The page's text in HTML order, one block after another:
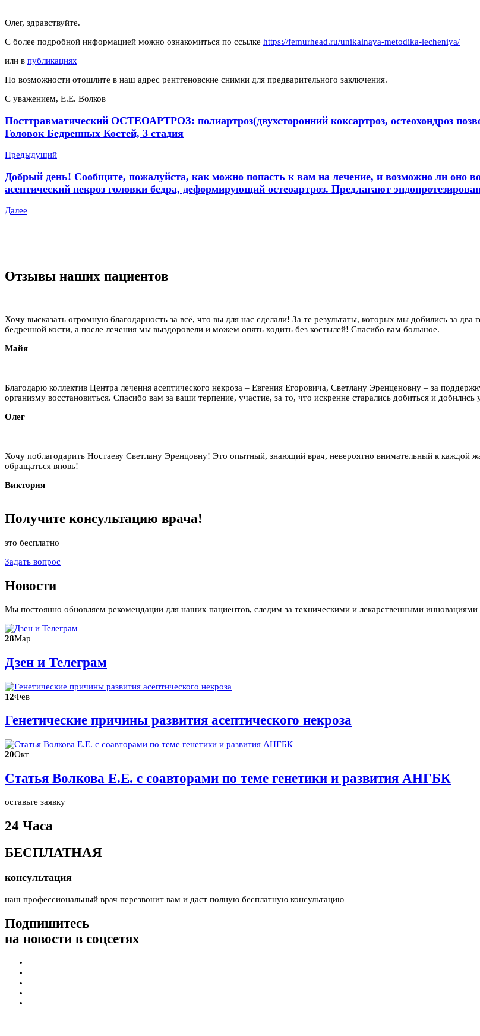
Олег, здравствуйте.
С более подробной информацией можно ознакомиться по ссылке https://femurhead.ru/unikalnaya-metodika-lecheniya/
или в публикациях
По возможности отошлите в наш адрес рентгеновские снимки для предварительного заключения.
С уважением, Е.Е. Волков
Посттравматический ОСТЕОАРТРОЗ: полиартроз(двухсторонний коксартроз, остеохондроз
Головок Бедренных Костей, 3 стадия
Предыдущий
Добрый день! Сообщите, пожалуйста, как можно попасть к вам на лечение, и возможно ли оно
асептический некроз головки бедра, деформирующий остеоартроз. Предлагают
Далее
Отзывы наших пациентов
Хочу высказать огромную благодарность за всё, что вы для нас сделали! За те результаты, которых мы добились за
бедренной кости, а после лечения мы выздоровели и можем опять ходить без костылей! Спасибо вам большое.
Майя
Благодарю коллектив Центра лечения асептического некроза – Евгения Егоровича, Светлану Эренценовну – за
организму восстановиться. Спасибо вам за ваши терпение, участие, за то, что искренне старались добиться и добились
Олег
Хочу поблагодарить Ностаеву Светлану Эренцовну! Это опытный, знающий врач, невероятно внимательный к
обращаться вновь!
Виктория
Получите консультацию врача!
это бесплатно
Задать вопрос
Новости
Мы постоянно обновляем рекомендации для наших пациентов, следим за техническими и лекарственными инновациями
28Мар
Дзен и Телеграм
12Фев
Генетические причины развития асептического некроза
20Окт
Статья Волкова Е.Е. с соавторами по теме генетики и развития АНГБК
оставьте заявку
24 Часа
БЕСПЛАТНАЯ
консультация
наш профессиональный врач перезвонит вам и даст полную бесплатную консультацию
Подпишитесь
на новости в соцсетях